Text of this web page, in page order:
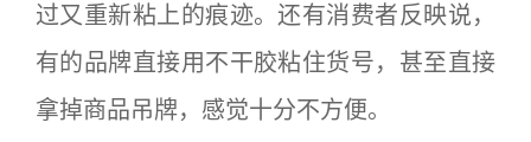
过又重新粘上的痕迹。还有消费者反映说，
有的品牌直接用不干胶粘住货号，甚至直接
拿掉商品吊牌，感觉十分不方便。